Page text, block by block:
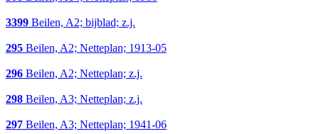
3399 Beilen, A2; bijblad; z.j.
295 Beilen, A2; Netteplan; 1913-05
296 Beilen, A2; Netteplan; z.j.
298 Beilen, A3; Netteplan; z.j.
297 Beilen, A3; Netteplan; 1941-06